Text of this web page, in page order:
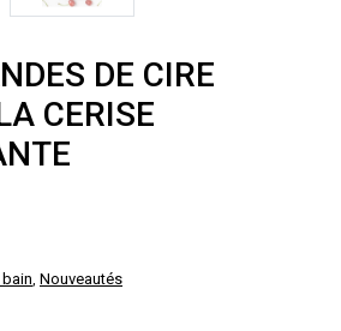
DE CIRE
CERISE
, Nouveautés